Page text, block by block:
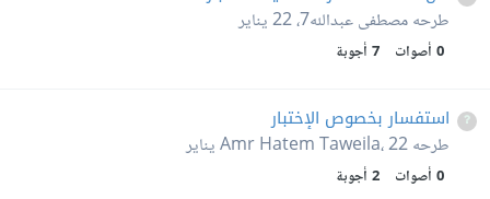
طرحهمصطفى عبدالله7 ،22 يناير
0 أصوات 7 أجوبة
استفسار بخصوص الإختبار
طرحه Amr Hatem Taweila،22 يناير
0 أصوات 2 أجوبة